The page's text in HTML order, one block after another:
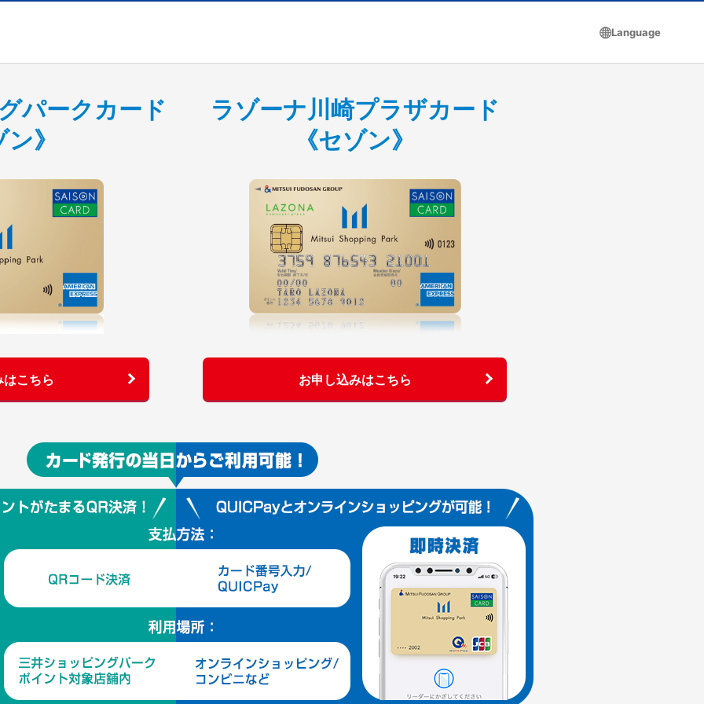
Language
パークカード
》
こちら
ラゾーナ川崎プラザカード
《セゾン》
お申し込みはこちら